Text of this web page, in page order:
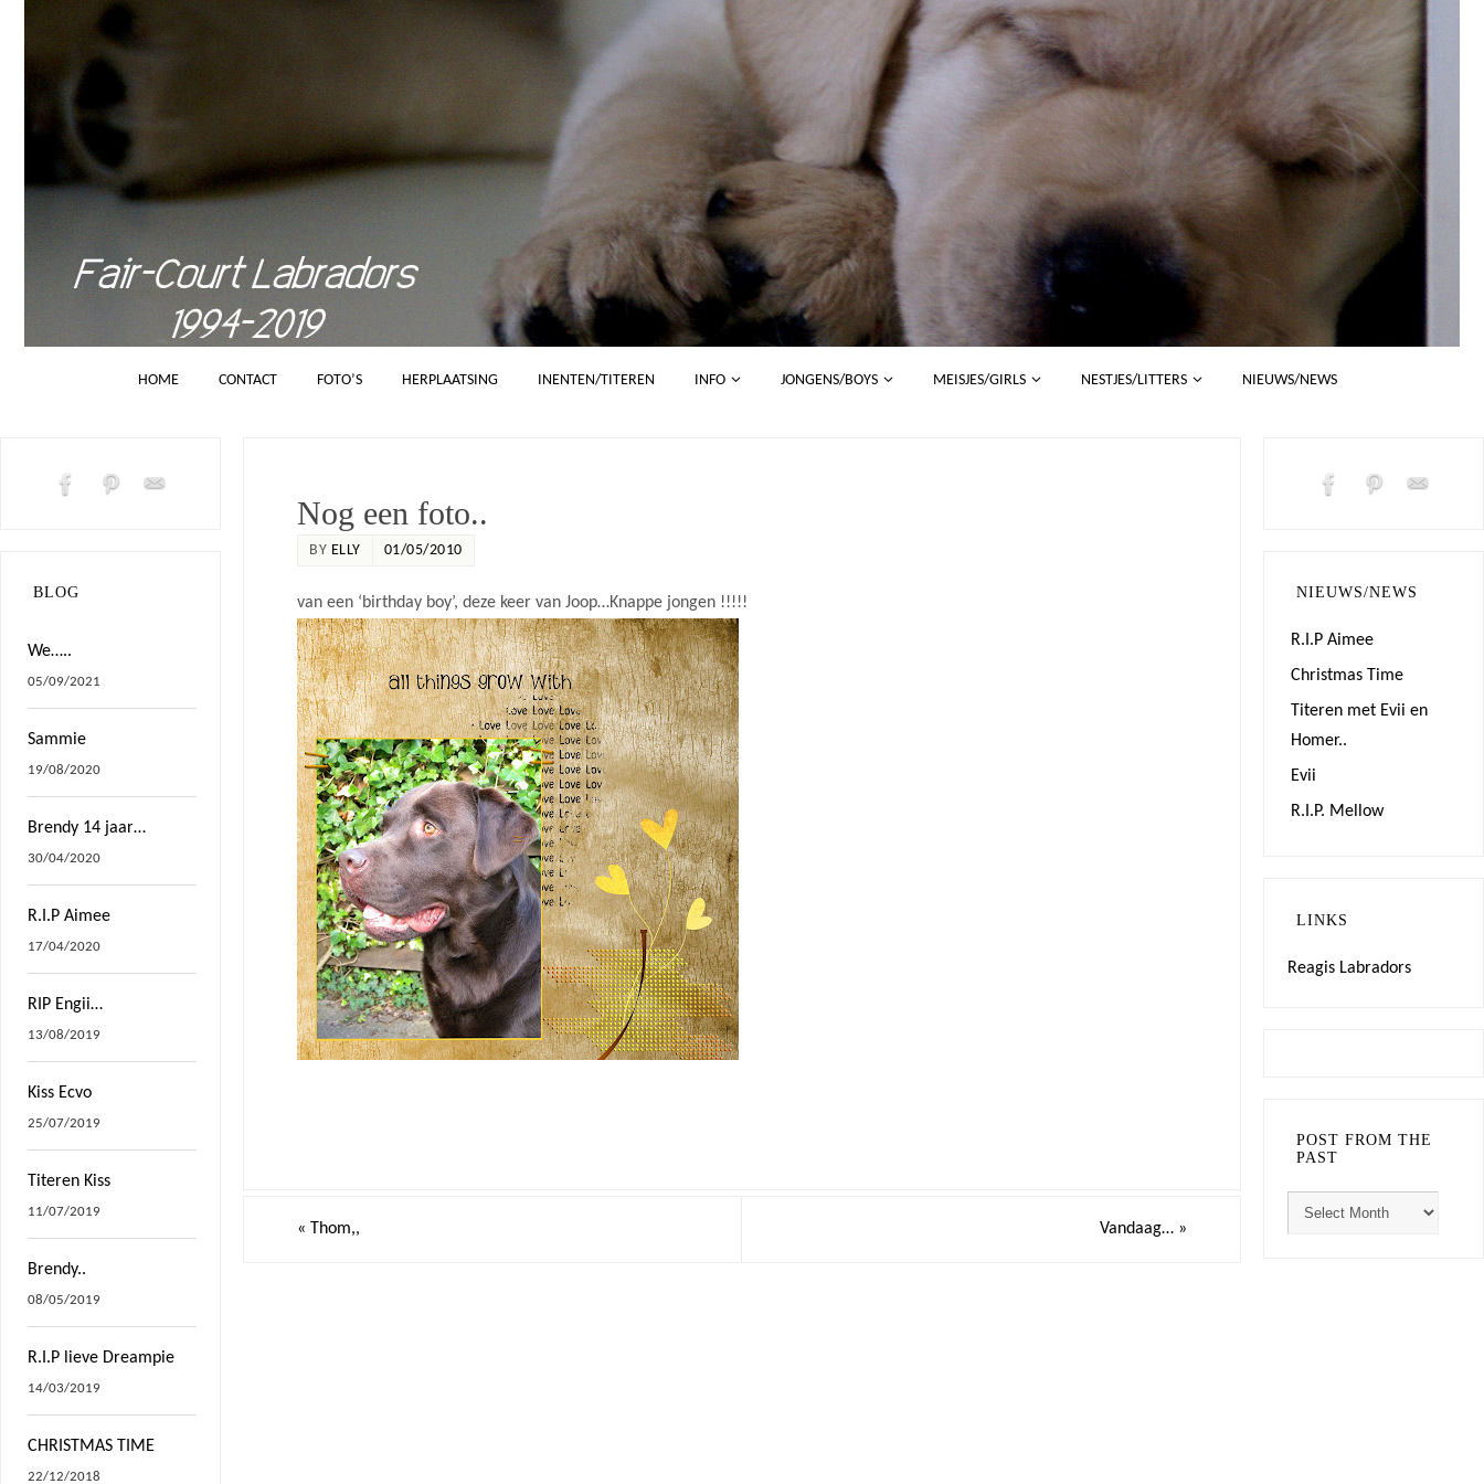
HOME CONTACT FOTO’S HERPLAATSING INENTEN/TITEREN INFO JONGENS/BOYS MEISJES/GIRLS NESTJES/LITTERS NIEUWS/NEWS
Nog een foto..
BY ELLY 01/05/2010
van een ‘birthday boy’, deze keer van Joop…Knappe jongen !!!!!
« Thom,, Vandaag… »
BLOG
We…..
05/09/2021
Sammie
19/08/2020
Brendy 14 jaar…
30/04/2020
R.I.P Aimee
17/04/2020
RIP Engii…
13/08/2019
Kiss Ecvo
25/07/2019
Titeren Kiss
11/07/2019
Brendy..
08/05/2019
R.I.P lieve Dreampie
14/03/2019
CHRISTMAS TIME
22/12/2018
NIEUWS/NEWS
R.I.P Aimee
Christmas Time
Titeren met Evii en
Homer..
Evii
R.I.P. Mellow
LINKS
Reagis Labradors
POST FROM THE
PAST